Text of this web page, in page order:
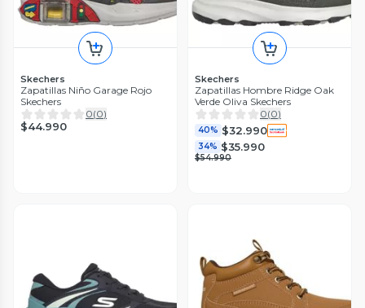
Skechers
Zapatillas Niño Garage Rojo
Skechers
0(0)
$44.990
Skechers
Zapatillas Hombre Ridge Oak
Verde Oliva Skechers
0(0)
40% $32.990
34% $35.990
$54.990